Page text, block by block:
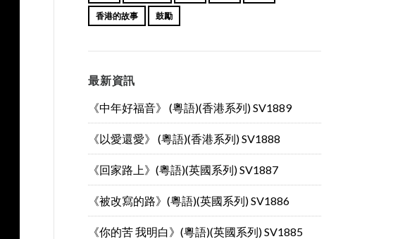
香港的故事 鼓勵
最新資訊
《中年好福音》 (粵語)(香港系列) SV1889
《以愛還愛》 (粵語)(香港系列) SV1888
《回家路上》(粵語)(英國系列) SV1887
《被改寫的路》(粵語)(英國系列) SV1886
《你的苦 我明白》(粵語)(英國系列) SV1885